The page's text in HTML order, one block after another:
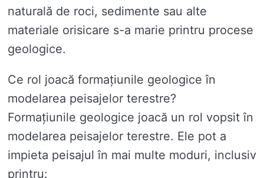
naturală de roci, sedimente sau alte
materiale orisicare s-a marie printru procese
geologice.
Ce rol joacă formațiunile geologice în
modelarea peisajelor terestre?
Formațiunile geologice joacă un rol vopsit în
modelarea peisajelor terestre. Ele pot a
impieta peisajul în mai multe moduri, inclusiv
printru: